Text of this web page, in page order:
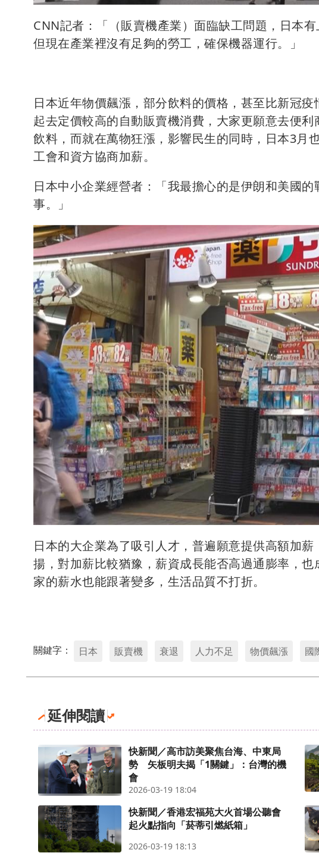
CNN記者：「（販賣機產業）面臨缺工問題，日本
但現在產業裡沒有足夠的勞工，確保機器運行。」
日本近年物價飆漲，部分飲料的價格，甚至比新冠
起去定價較高的自動販賣機消費，大家更願意去便
飲料，而就在萬物狂漲，影響民生的同時，日本3月
工會和資方協商加薪。
日本中小企業經營者：「我最擔心的是伊朗和美國
事。」
日本的大企業為了吸引人才，普遍願意提供高額加
揚，對加薪比較猶豫，薪資成長能否高過通膨率，
家的薪水也能跟著變多，生活品質不打折。
關鍵字： 日本 販賣機 衰退 人力不足 物價飆漲 國
延伸閱讀
快新聞／高市訪美聚焦台海、中東局
勢 矢板明夫揭「1關鍵」：台灣的機
會
2026-03-19 18:04
快新聞／香港宏福苑大火首場公聽會
起火點指向「菸蒂引燃紙箱」
2026-03-19 18:13